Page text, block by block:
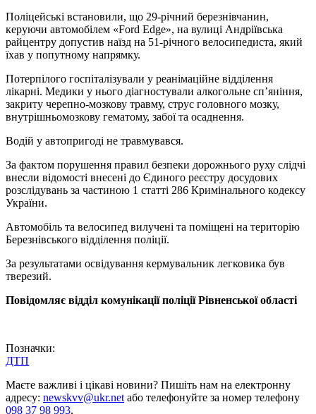
Поліцейські встановили, що 29-річний березнівчанин,
керуючи автомобілем «Ford Edge», на вулиці Андріївська
райцентру допустив наїзд на 51-річного велосипедиста, який
їхав у попутному напрямку.
Потерпілого госпіталізували у реанімаційне відділення
лікарні. Медики у нього діагностували алкогольне сп’яніння,
закриту черепно-мозкову травму, струс головного мозку,
внутрішньомозкову гематому, забої та осаднення.
Водій у автопригоді не травмувався.
За фактом порушення правил безпеки дорожнього руху слідчі
внесли відомості внесені до Єдиного реєстру досудових
розслідувань за частиною 1 статті 286 Кримінального кодексу
України.
Автомобіль та велосипед вилучені та поміщені на територію
Березнівського відділення поліції.
За результатами освідування кермувальник легковика був
тверезий.
Повідомляє відділ комунікації поліції Рівненської області
Позначки:
ДТП
Маєте важливі і цікаві новини? Пишіть нам на електронну
адресу: newskvv@ukr.netабо телефонуйте за номер телефону
098 37 98 993.